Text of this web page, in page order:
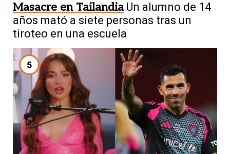
Masacre en Tailandia Un alumno de 14
años mató a siete personas tras un
tiroteo en una escuela
5